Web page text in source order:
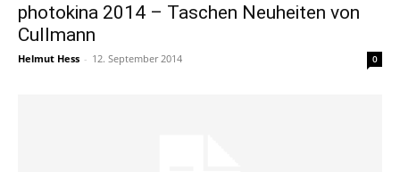
photokina 2014 – Taschen Neuheiten von
Cullmann
Helmut Hess - 12. September 2014 0